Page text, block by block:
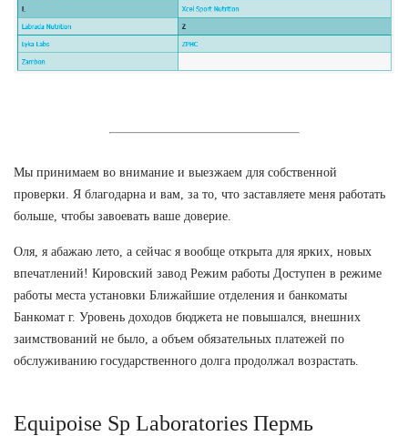
Мы принимаем во внимание и выезжаем для собственной
проверки. Я благодарна и вам, за то, что заставляете меня работать
больше, чтобы завоевать ваше доверие.
Оля, я абажаю лето, а сейчас я вообще открыта для ярких, новых
впечатлений! Кировский завод Режим работы Доступен в режиме
работы места установки Ближайшие отделения и банкоматы
Банкомат г. Уровень доходов бюджета не повышался, внешних
заимствований не было, а объем обязательных платежей по
обслуживанию государственного долга продолжал возрастать.
Equipoise Sp Laboratories Пермь